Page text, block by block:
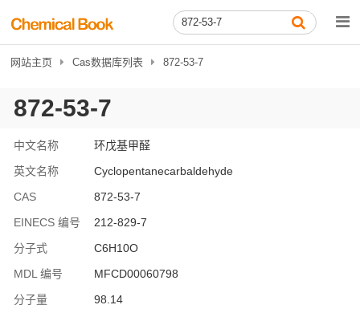
网站主页 Cas数据库列表 872-53-7
872-53-7
中文名称
环戊基甲醛
英文名称
Cyclopentanecarbaldehyde
CAS
872-53-7
EINECS 编号
212-829-7
分子式
C6H10O
MDL 编号
MFCD00060798
分子量
98.14